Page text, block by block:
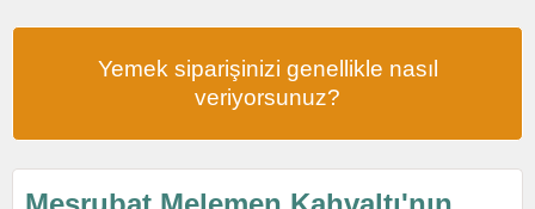
Yemek siparişinizi genellikle nasıl
veriyorsunuz?